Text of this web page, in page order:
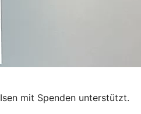
mit Spenden unterstützt.